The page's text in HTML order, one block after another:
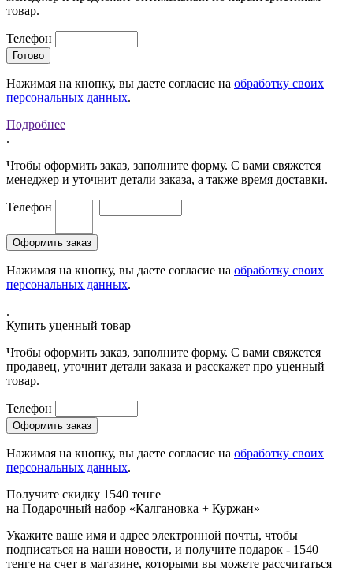
товар.
Телефон
Нажимая на кнопку, вы даете согласие на обработку своих
персональных данных.
Подробнее
.
Чтобы оформить заказ, заполните форму. С вами свяжется
менеджер и уточнит детали заказа, а также время доставки.
Телефон
Нажимая на кнопку, вы даете согласие на обработку своих
персональных данных.
.
Купить уценный товар
Чтобы оформить заказ, заполните форму. С вами свяжется
продавец, уточнит детали заказа и расскажет про уценный
товар.
Телефон
Нажимая на кнопку, вы даете согласие на обработку своих
персональных данных.
Получите скидку 1540 тенге
на Подарочный набор «Калгановка + Куржан»
Укажите ваше имя и адрес электронной почты, чтобы
подписаться на наши новости, и получите подарок - 1540
тенге на счет в магазине, которыми вы можете рассчитаться